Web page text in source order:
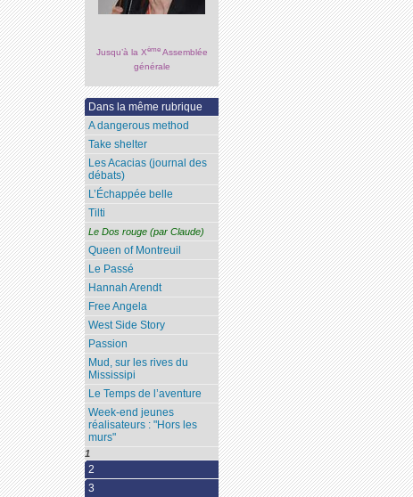
Jusqu’à la XèmeAssemblée
générale
Dans la même rubrique
A dangerous method
Take shelter
Les Acacias (journal des
débats)
L’Échappée belle
Tilti
Le Dos rouge (par Claude)
Queen of Montreuil
Le Passé
Hannah Arendt
Free Angela
West Side Story
Passion
Mud, sur les rives du
Mississipi
Le Temps de l’aventure
Week-end jeunes
réalisateurs : "Hors les
murs"
1
2
3